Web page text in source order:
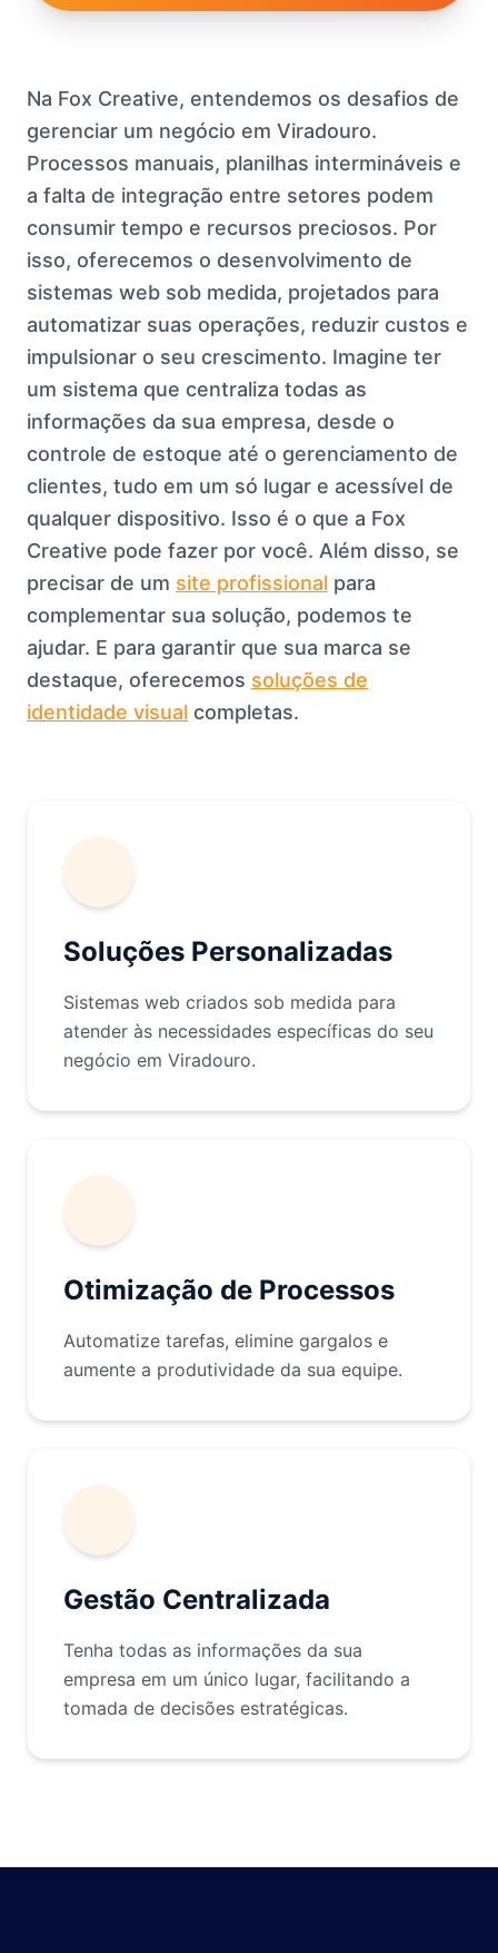
Na Fox Creative, entendemos os desafios de
gerenciar um negócio em Viradouro.
Processos manuais, planilhas intermináveis e
a falta de integração entre setores podem
consumir tempo e recursos preciosos. Por
isso, oferecemos o desenvolvimento de
sistemas web sob medida, projetados para
automatizar suas operações, reduzir custos e
impulsionar o seu crescimento. Imagine ter
um sistema que centraliza todas as
informações da sua empresa, desde o
controle de estoque até o gerenciamento de
clientes, tudo em um só lugar e acessível de
qualquer dispositivo. Isso é o que a Fox
Creative pode fazer por você. Além disso, se
precisar de um site profissional para
complementar sua solução, podemos te
ajudar. E para garantir que sua marca se
destaque, oferecemos soluções de
identidade visual completas.
Soluções Personalizadas
Sistemas web criados sob medida para
atender às necessidades específicas do seu
negócio em Viradouro.
Otimização de Processos
Automatize tarefas, elimine gargalos e
aumente a produtividade da sua equipe.
Gestão Centralizada
Tenha todas as informações da sua
empresa em um único lugar, facilitando a
tomada de decisões estratégicas.